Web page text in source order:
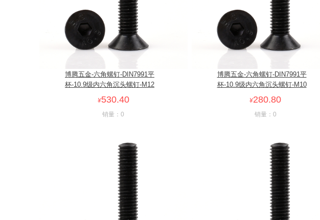
博腾五金-六角螺钉-DIN7991平
杯-10.9级内六角沉头螺钉-M12
¥530.40
销量：0
博腾五金-六角螺钉-DIN7991平
杯-10.9级内六角沉头螺钉-M10
¥280.80
销量：0